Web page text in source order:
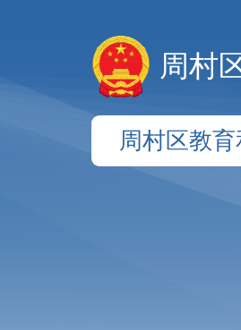
周村
周村区教